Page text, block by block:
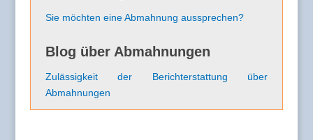
Sie möchten eine Abmahnung aussprechen?
Blog über Abmahnungen
Zulässigkeit der Berichterstattung über
Abmahnungen